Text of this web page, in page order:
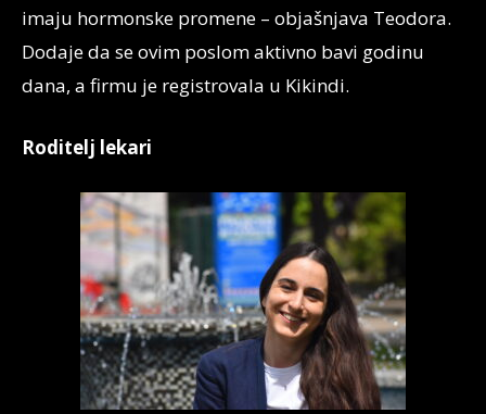
imaju hormonske promene – objašnjava Teodora.
Dodaje da se ovim poslom aktivno bavi godinu
dana, a firmu je registrovala u Kikindi.
Roditelj lekari